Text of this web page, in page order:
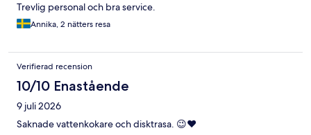
Trevlig personal och bra service.
Annika, 2 nätters resa
Verifierad recension
10/10 Enastående
9 juli 2026
Saknade vattenkokare och disktrasa. 😉❤️